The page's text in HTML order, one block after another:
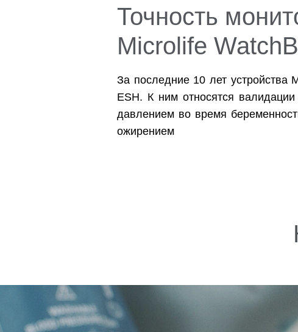
Точность
Microlife
За последние 10 лет устройства
ESH. К ним относятся
давлением во время
ожирением